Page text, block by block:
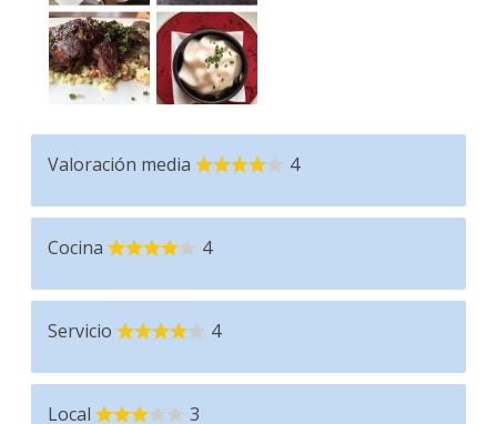
Valoración media 4
Cocina 4
Servicio 4
Local 3